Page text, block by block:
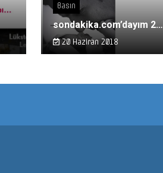
Basın
sondakika.com’dayım 2…
20 Haziran 2018